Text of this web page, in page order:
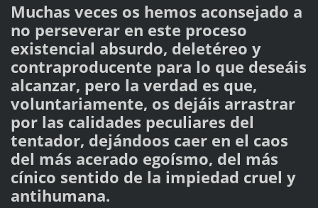
Muchas veces os hemos aconsejado a
no perseverar en este proceso
existencial absurdo, deletéreo y
contraproducente para lo que deseáis
alcanzar, pero la verdad es que,
voluntariamente, os dejáis arrastrar
por las calidades peculiares del
tentador, dejándoos caer en el caos
del más acerado egoísmo, del más
cínico sentido de la impiedad cruel y
antihumana.